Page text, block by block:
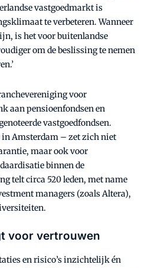
vastgoedmarkt is
te verbeteren. Wanneer
is het voor buitenlandse
om de beslissing te nemen
voor
aan pensioenfondsen en
vastgoedfondsen.
Amsterdam – zet zich niet
maar ook voor
binnen de
telt circa 520 leden, met name
managers (zoals Altera),
voor vertrouwen
en risico’s inzichtelijk én